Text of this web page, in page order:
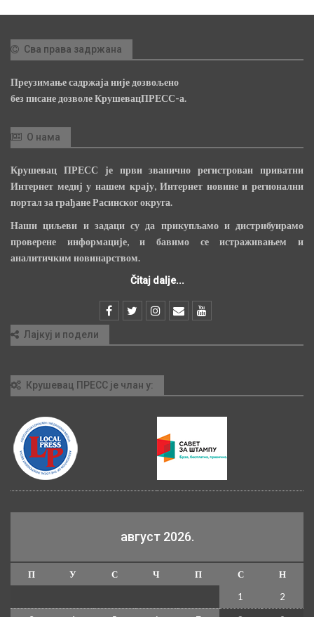
Сва права задржана
Преузимање садржаја није дозвољено
без писане дозволе КрушевацПРЕСС-а.
О нама
Крушевац ПРЕСС је први званично регистрован приватни
Интернет медиј у нашем крају, Интернет новине и регионални
портал за грађане Расинског округа.
Наши циљеви и задаци су да прикупљамо и дистрибуирамо
проверене информације, и бавимо се истраживањем и
аналитичким новинарством.
Čitaj dalje...
Лајкуј и подели
Крушевац ПРЕСС је члан у:
август 2026.
П У С Ч П С
Н
1
2